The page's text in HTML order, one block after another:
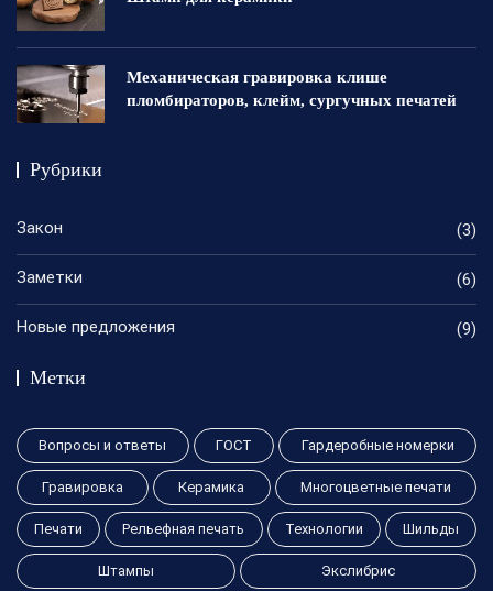
Механическая гравировка клише
пломбираторов, клейм, сургучных печатей
Рубрики
Закон (3)
Заметки (6)
Новые предложения (9)
Метки
Вопросы и ответы ГОСТ Гардеробные номерки
Гравировка Керамика Многоцветные печати
Печати Рельефная печать Технологии Шильды
Штампы Экслибрис